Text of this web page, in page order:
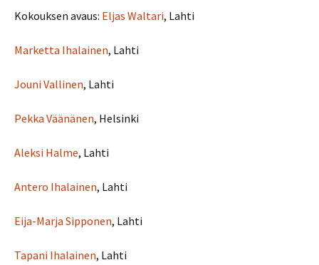
Kokouksen avaus: Eljas Waltari, Lahti
Marketta Ihalainen, Lahti
Jouni Vallinen, Lahti
Pekka Väänänen, Helsinki
Aleksi Halme, Lahti
Antero Ihalainen, Lahti
Eija-Marja Sipponen, Lahti
Tapani Ihalainen, Lahti